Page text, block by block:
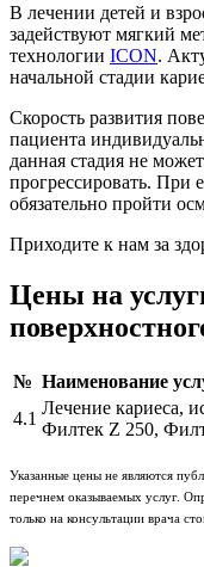
В лечении детей и
задействуют мягкий
технологии ICON.
начальной стадии
Скорость развития
пациента
данная стадия не
прогрессировать. При
обязательно пройти
Приходите к нам за
Цены на
№ Наименование
4.1
Лечение кариеса,
Филтек Z 250,
Указанные цены не являются
перечнем оказываемых услуг.
только на консультации врача